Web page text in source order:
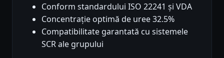
Conform standardului ISO 22241 și VDA
Concentrație optimă de uree 32.5%
Compatibilitate garantată cu sistemele
SCR ale grupului